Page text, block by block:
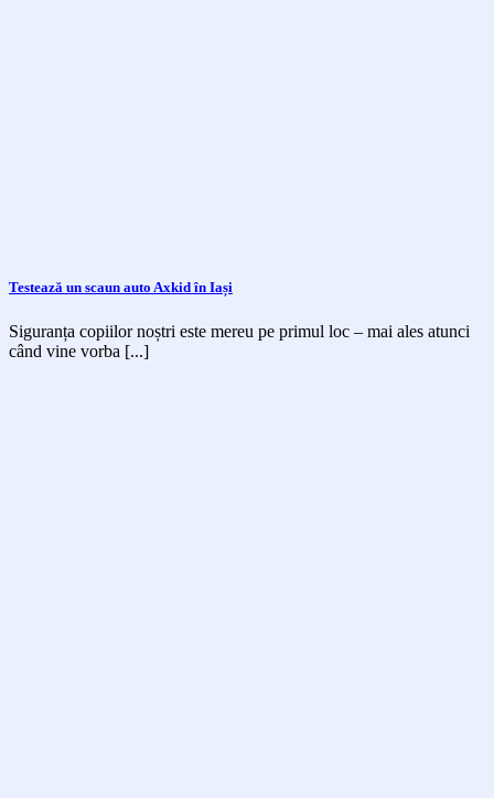
Testează un scaun auto Axkid în Iași
Siguranța copiilor noștri este mereu pe primul loc – mai ales atunci
când vine vorba [...]